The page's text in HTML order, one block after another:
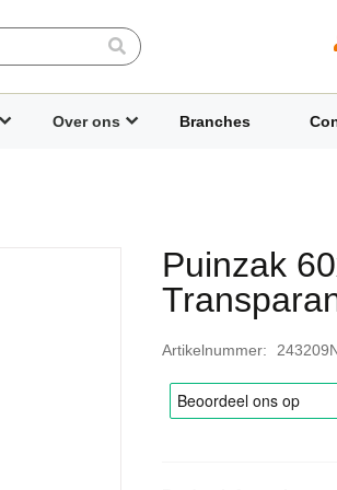
Search
Over ons Branches
Puinzak
Artikelnummer